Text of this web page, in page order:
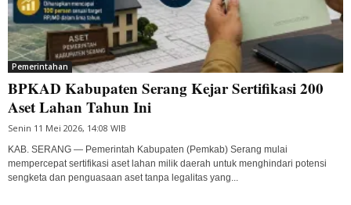
Pemerintahan
BPKAD Kabupaten Serang Kejar Sertifikasi 200
Aset Lahan Tahun Ini
Senin 11 Mei 2026, 14:08 WIB
KAB. SERANG — Pemerintah Kabupaten (Pemkab) Serang mulai
mempercepat sertifikasi aset lahan milik daerah untuk menghindari potensi
sengketa dan penguasaan aset tanpa legalitas yang...